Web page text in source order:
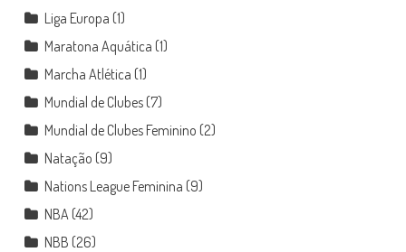
Liga Europa (1)
Maratona Aquática (1)
Marcha Atlética (1)
Mundial de Clubes(7)
Mundial de Clubes Feminino (2)
Natação (9)
Nations League Feminina (9)
NBA (42)
NBB (26)